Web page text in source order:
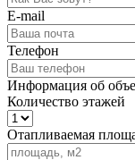
E-mail
Телефон
Информация об
Количество этажей
Отапливаемая